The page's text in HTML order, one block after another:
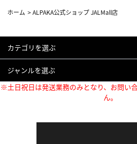
ホーム >ALPAKA公式ショップ JALMall店
カテゴリを選ぶ
ジャンルを選ぶ
※土日祝日は発送業務のみとなり、お問い
ん。